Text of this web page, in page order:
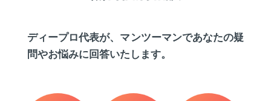
ディープロ代表が、マンツーマンであなたの疑
問やお悩みに回答いたします。